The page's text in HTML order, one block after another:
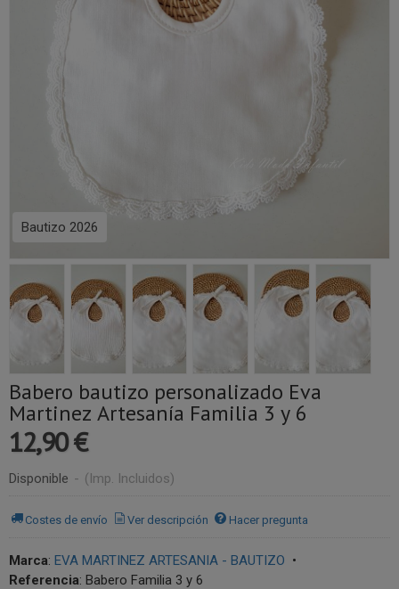
Bautizo 2026
Babero bautizo personalizado Eva
Martinez Artesanía Familia 3 y 6
12,90 €
Disponible - (Imp. Incluidos)
Costes de envío Ver descripción Hacer pregunta
Marca: EVA MARTINEZ ARTESANIA - BAUTIZO •
Referencia: Babero Familia 3 y 6